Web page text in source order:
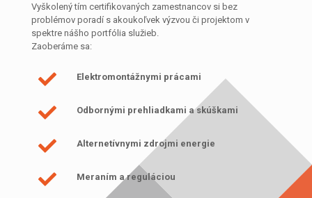
Vyškolený tím certifikovaných zamestnancov si bez
problémov poradí s akoukoľvek výzvou či projektom v
spektre nášho portfólia služieb.
Zaoberáme sa:
Elektromontážnymi prácami
Odbornými prehliadkami a skúškami
Alternetívnymi zdrojmi energie
Meraním a reguláciou